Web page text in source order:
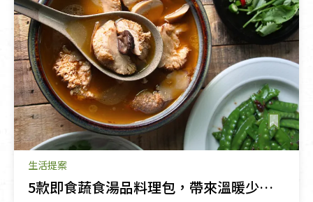
生活提案
5款即食蔬食湯品料理包，帶來溫暖少負擔